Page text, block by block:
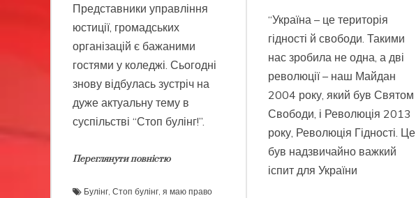
Представники управління
юстиції, громадських
організацій є бажаними
гостями у коледжі. Сьогодні
знову відбулась зустріч на
дуже актуальну тему в
суспільстві “Стоп булінг!”.
Переглянути повністю
Булінг, Стоп булінг, я маю право
“Україна – це територія
гідності й свободи. Такими
нас зробила не одна, а дві
революції – наш Майдан
2004 року, який був Святом
Свободи, і Революція 2013
року, Революція Гідності. Це
був надзвичайно важкий
іспит для України